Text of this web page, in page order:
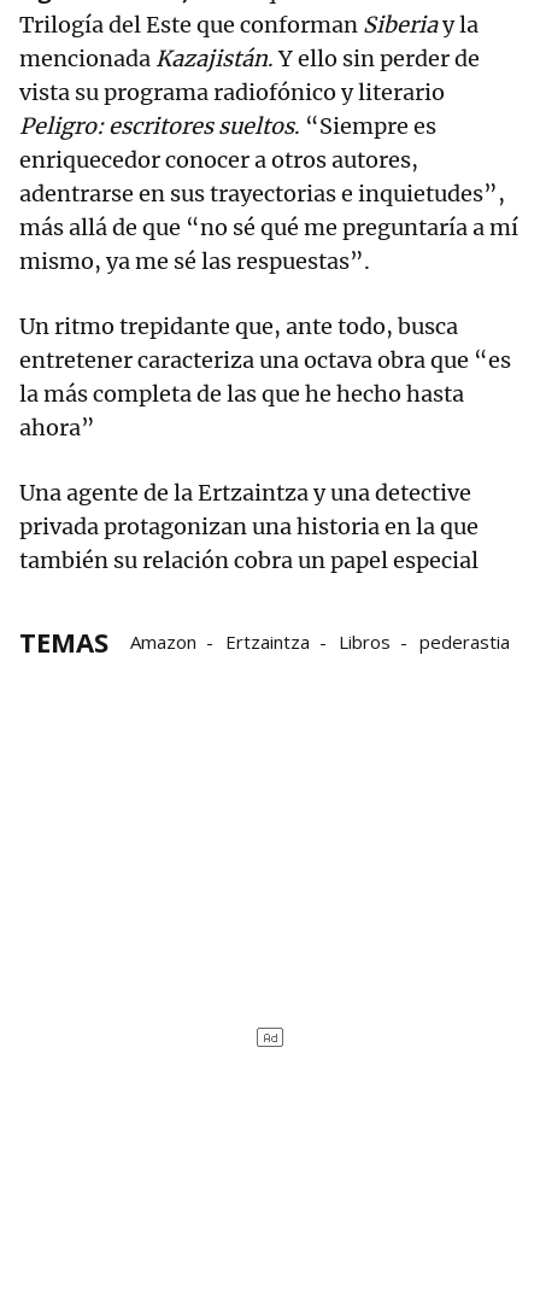
Trilogía del Este que conforman Siberiay la
mencionada Kazajistán. Y ello sin perder de
vista su programa radiofónico y literario
Peligro: escritores sueltos. “Siempre es
enriquecedor conocer a otros autores,
adentrarse en sus trayectorias e inquietudes”,
más allá de que “no sé qué me preguntaría a mí
mismo, ya me sé las respuestas”.
Un ritmo trepidante que, ante todo, busca
entretener caracteriza una octava obra que “es
la más completa de las que he hecho hasta
ahora”
Una agente de la Ertzaintza y una detective
privada protagonizan una historia en la que
también su relación cobra un papel especial
TEMAS Amazon Ertzaintza Libros pederastia